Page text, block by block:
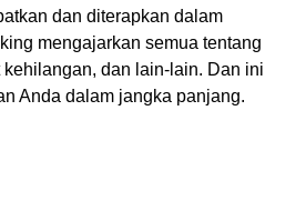
dan diterapkan dalam
mengajarkan semua tentang
kehilangan, dan lain-lain. Dan ini
Anda dalam jangka panjang.